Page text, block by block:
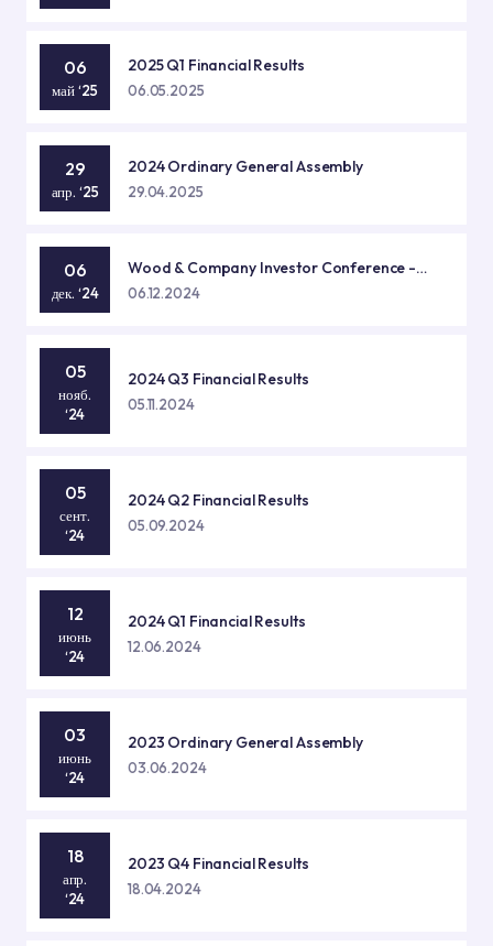
06
май ‘25
2025 Q1 Financial Results
06.05.2025
29
апр. ‘25
2024 Ordinary General Assembly
29.04.2025
06
дек. ‘24
Wood & Company Investor Conference -
Prague
06.12.2024
05
нояб.
‘24
2024 Q3 Financial Results
05.11.2024
05
сент.
‘24
2024 Q2 Financial Results
05.09.2024
12
июнь
‘24
2024 Q1 Financial Results
12.06.2024
03
июнь
‘24
2023 Ordinary General Assembly
03.06.2024
18
апр.
‘24
2023 Q4 Financial Results
18.04.2024